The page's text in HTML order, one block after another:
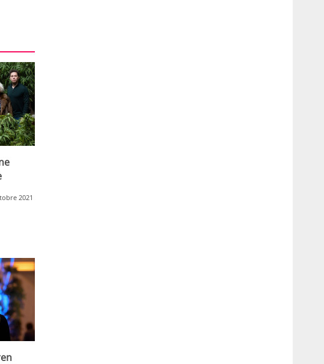
2021